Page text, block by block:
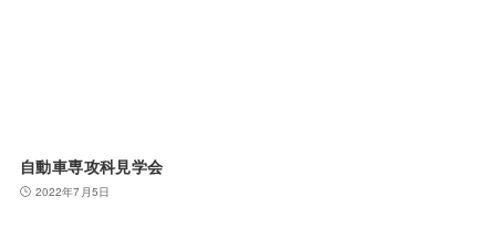
自動車専攻科見学会
2022年7月5日